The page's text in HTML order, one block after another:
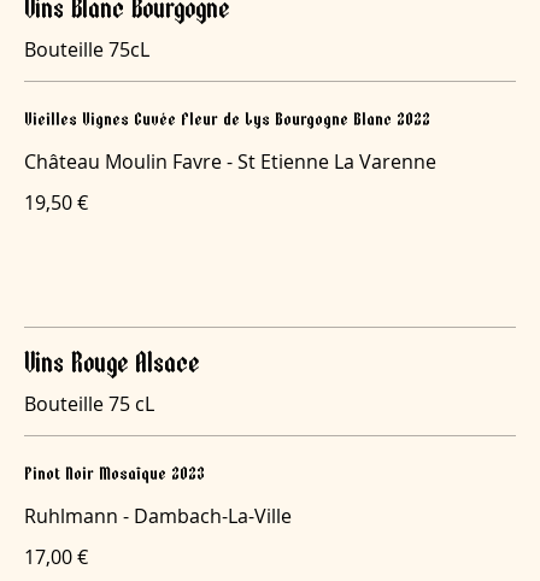
Vins Blanc Bourgogne
Bouteille 75cL
Vieilles Vignes Cuvée Fleur de Lys Bourgogne Blanc 2022
Château Moulin Favre - St Etienne La Varenne
19,50 €
Vins Rouge Alsace
Bouteille 75 cL
Pinot Noir Mosaïque 2023
Ruhlmann - Dambach-La-Ville
17,00 €